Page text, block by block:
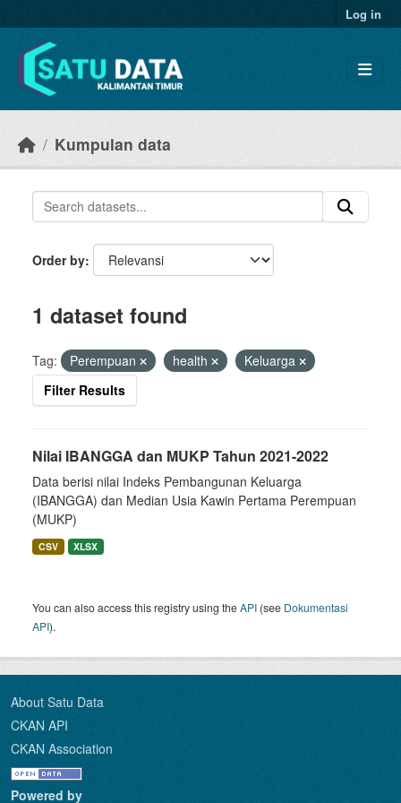
Log in
Kumpulan data
Order by
1 dataset found
Tag: Perempuan health
Keluarga
Filter Results
Nilai IBANGGA dan MUKP Tahun 2021-2022
Data berisi nilai Indeks Pembangunan Keluarga
(IBANGGA) dan Median Usia Kawin Pertama Perempuan
(MUKP)
CSV XLSX
You can also access this registry using theAPI (see Dokumentasi
API).
About Satu Data
CKAN API
CKAN Association
Powered by